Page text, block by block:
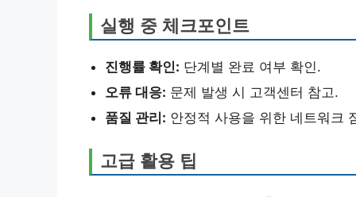
실행 중 체크포인트
진행률 확인: 단계별 완료 여부 확인.
오류 대응: 문제 발생 시 고객센터 참고.
품질 관리: 안정적 사용을 위한 네트워크
고급 활용 팁